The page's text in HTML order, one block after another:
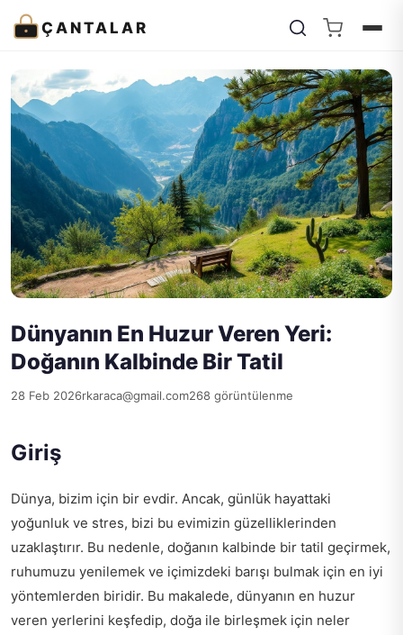
ÇANTALAR
Dünyanın En Huzur Veren Yeri:
Doğanın Kalbinde Bir Tatil
28 Feb 2026rkaraca@gmail.com268 görüntülenme
Giriş
Dünya, bizim için bir evdir. Ancak, günlük hayattaki
yoğunluk ve stres, bizi bu evimizin güzelliklerinden
uzaklaştırır. Bu nedenle, doğanın kalbinde bir tatil geçirmek,
ruhumuzu yenilemek ve içimizdeki barışı bulmak için en iyi
yöntemlerden biridir. Bu makalede, dünyanın en huzur
veren yerlerini keşfedip, doğa ile birleşmek için neler